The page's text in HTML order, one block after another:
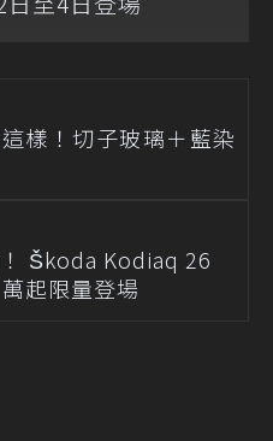
樣！切子玻璃＋藍染
Škoda Kodiaq 26
起限量登場